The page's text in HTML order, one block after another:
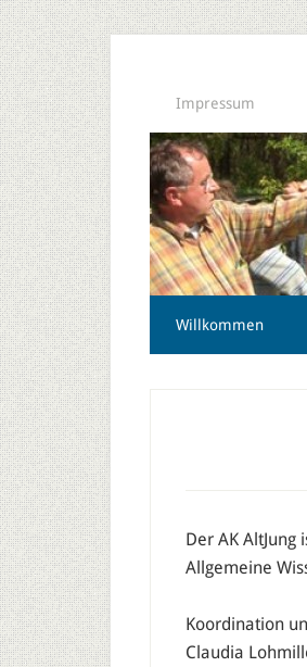
Impressum
Willkommen
Der AK
Allgemeine
Koordination
Claudia